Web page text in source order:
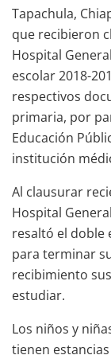
Tapachula,
que recibieron
Hospital
escolar 2018-
respectivos
primaria, por
Educación
institución
Al clausurar
Hospital
resaltó el doble
para terminar
recibimiento
estudiar.
Los niños y
tienen